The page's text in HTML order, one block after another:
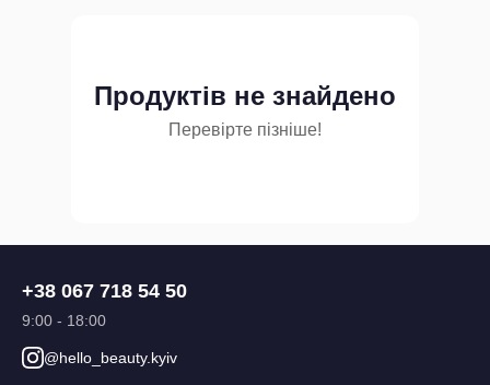
Продуктів не знайдено
Перевірте пізніше!
+38 067 718 54 50
9:00 - 18:00
@hello_beauty.kyiv